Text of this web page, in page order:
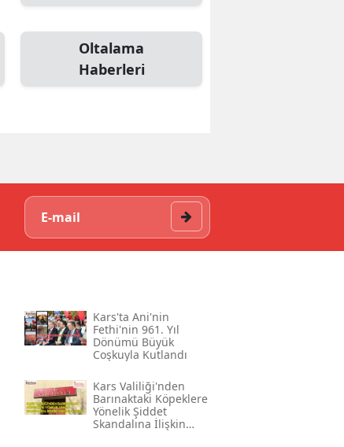
Oltalama
Haberleri
Kars'ta Ani'nin
Fethi'nin 961. Yıl
Dönümü Büyük
Coşkuyla Kutlandı
Kars Valiliği'nden
Barınaktaki Köpeklere
Yönelik Şiddet
Skandalına İlişkin